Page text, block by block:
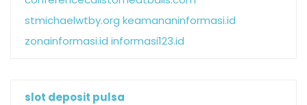
stmichaelwtby.org keamananinformasi.id
zonainformasi.id informasi123.id
slot deposit pulsa